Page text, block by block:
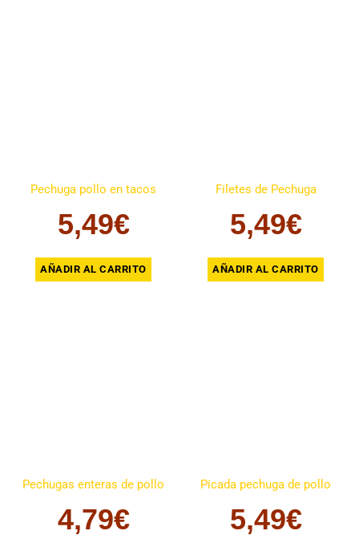
Pechuga pollo en tacos
5,49€
AÑADIR AL CARRITO
Filetes de Pechuga
5,49€
AÑADIR AL CARRITO
Pechugas enteras de pollo
4,79€
Picada pechuga de pollo
5,49€